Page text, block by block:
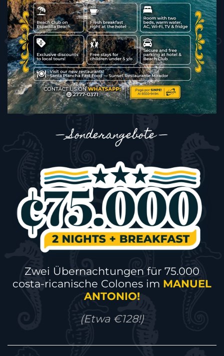
— Sonderangebote—
Zwei Übernachtungen für 75.000
costa-ricanische Colones im MANUEL
ANTONIO!
(Etwa €128!)